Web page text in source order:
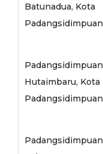
Batunadua, Kota
Padangsidimpuan
Padangsidimpuan
Hutaimbaru, Kota
Padangsidimpuan
Padangsidimpuan